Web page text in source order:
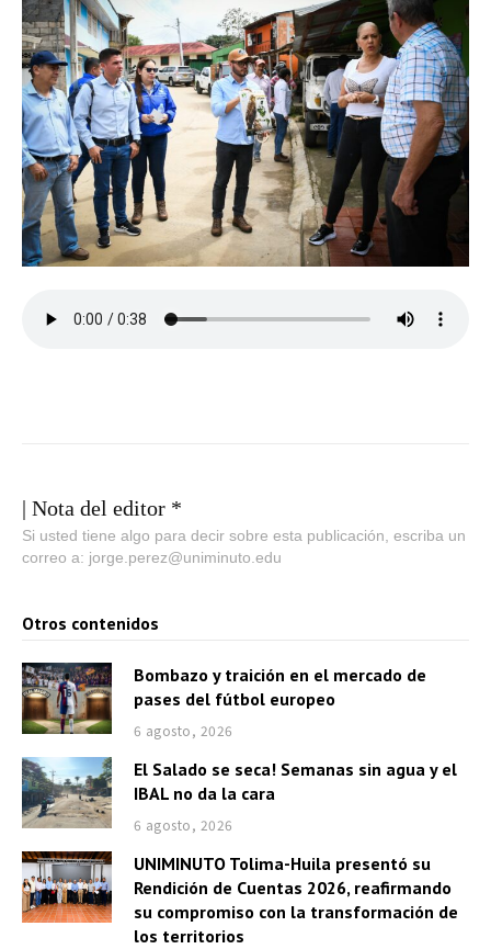
| Nota del editor *
Si usted tiene algo para decir sobre esta publicación, escriba un
correo a: jorge.perez@uniminuto.edu
Otros contenidos
Bombazo y traición en el mercado de
pases del fútbol europeo
6 agosto, 2026
El Salado se seca! Semanas sin agua y el
IBAL no da la cara
6 agosto, 2026
UNIMINUTO Tolima-Huila presentó su
Rendición de Cuentas 2026, reafirmando
su compromiso con la transformación de
los territorios